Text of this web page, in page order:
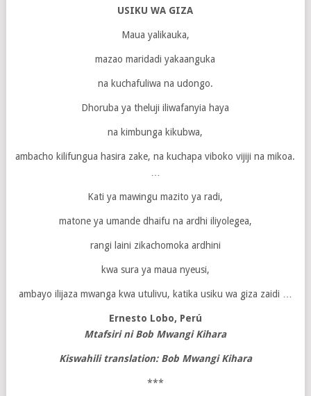
USIKU WA GIZA
Maua yalikauka,
mazao maridadi yakaanguka
na kuchafuliwa na udongo.
Dhoruba ya theluji iliwafanyia haya
na kimbunga kikubwa,
ambacho kilifungua hasira zake, na kuchapa viboko vijiji na mikoa.
Kati ya mawingu mazito ya radi,
matone ya umande dhaifu na ardhi iliyolegea,
rangi laini zikachomoka ardhini
kwa sura ya maua nyeusi,
ambayo ilijaza mwanga kwa utulivu, katika usiku wa giza zaidi …
Ernesto Lobo, Perú
Mtafsiri ni Bob Mwangi Kihara
Kiswahili translation: Bob Mwangi Kihara
***